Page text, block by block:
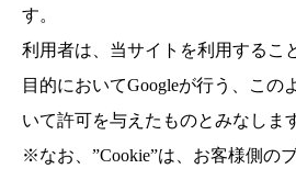
す。
利用者は、当サイトを利用するこ
目的においてGoogleが行う、この
いて許可を与えたものとみなしま
※なお、”Cookie”は、お客様側の